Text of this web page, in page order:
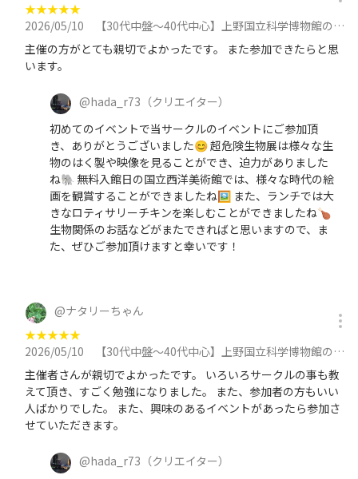
★★★★★
2026/05/10
【30代中盤〜40代中心】上野国立科学博物館の特別展「超危険生物展」見学&ロティサリーチキンが人気のお店でランチに参加
主催の方がとても親切でよかったです。 また参加できたらと思
います。
@hada_r73 （クリエイター）
初めてのイベントで当サークルのイベントにご参加頂
き、ありがとうございました😊 超危険生物展は様々な生
物のはく製や映像を見ることができ、迫力がありました
ね🐘 無料入館日の国立西洋美術館では、様々な時代の絵
画を観賞することができましたね🖼️ また、ランチでは大
きなロティサリーチキンを楽しむことができましたね🍗
生物関係のお話などがまたできればと思いますので、ま
た、ぜひご参加頂けますと幸いです！
@ナタリーちゃん
★★★★★
2026/05/10
【30代中盤〜40代中心】上野国立科学博物館の特別展「超危険生物展」見学&ロティサリーチキンが人気のお店でランチに参加
主催者さんが親切でよかったです。 いろいろサークルの事も教
えて頂き、すごく勉強になりました。 また、参加者の方もいい
人ばかりでした。 また、興味のあるイベントがあったら参加さ
せていただきます。
@hada_r73 （クリエイター）